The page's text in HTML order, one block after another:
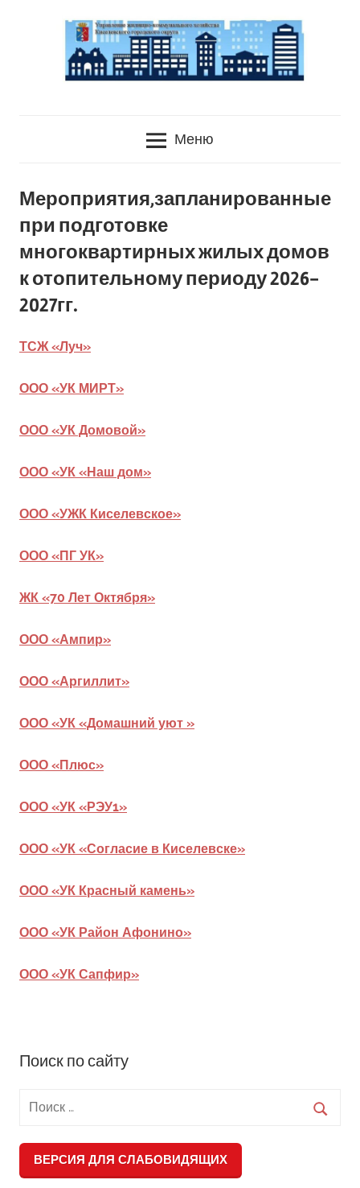
содержанию
коммунального
хозяйства
Киселевского
городского
округа
Меню
Мероприятия,запланированные
при подготовке
многоквартирных жилых домов
к отопительному периоду 2026-
2027гг.
ТСЖ «Луч»
ООО «УК МИРТ»
ООО «УК Домовой»
ООО «УК «Наш дом»
ООО «УЖК Киселевское»
ООО «ПГ УК»
ЖК «70 Лет Октября»
ООО «Ампир»
ООО «Аргиллит»
ООО «УК «Домашний уют »
ООО «Плюс»
ООО «УК «РЭУ1»
ООО «УК «Согласие в Киселевске»
ООО «УК Красный камень»
ООО «УК Район Афонино»
ООО «УК Сапфир»
Поиск по сайту
ВЕРСИЯ ДЛЯ СЛАБОВИДЯЩИХ